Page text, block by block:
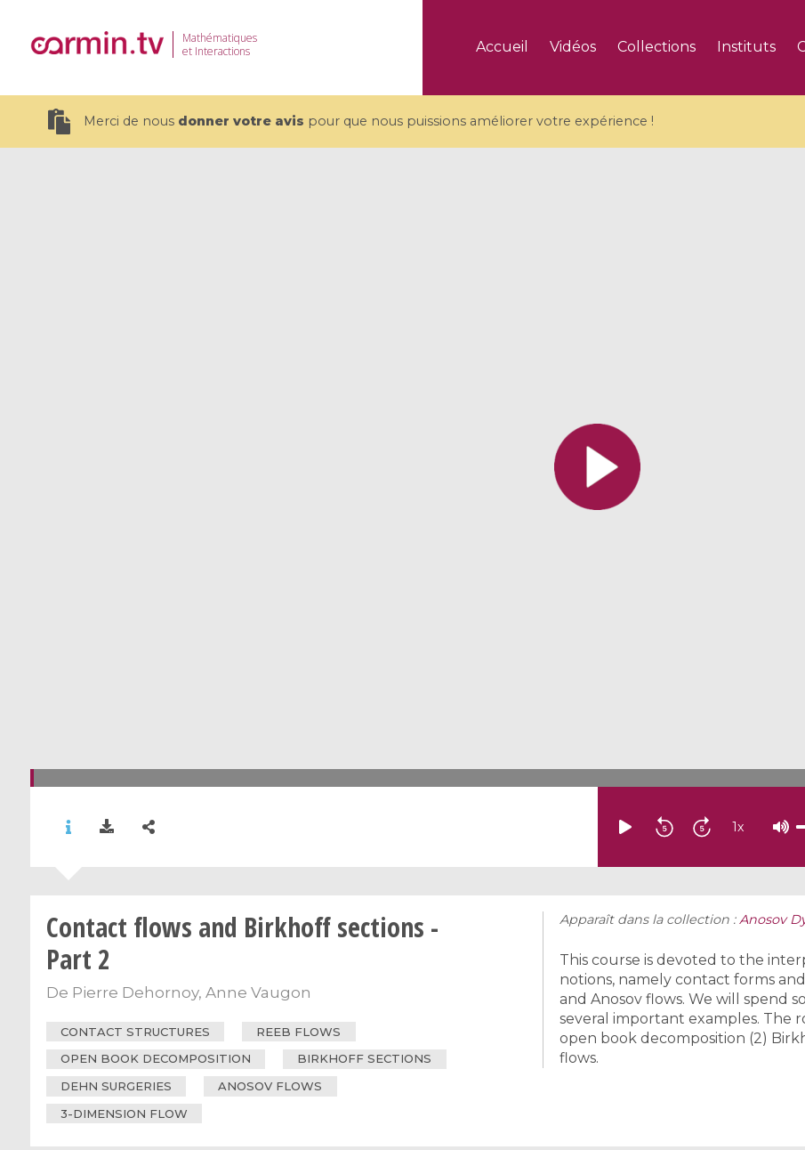
Mathématiques
et Interactions
Accueil Vidéos Collections Instituts
Merci de nous donner votre avis pour que nous puissions améliorer votre expérience !
Toutes les collections
Tous les instituts
1x
Contact flows and Birkhoff sections -
Part 2
De Pierre Dehornoy, Anne Vaugon
CONTACT STRUCTURES
REEB FLOWS
OPEN BOOK DECOMPOSITION
BIRKHOFF SECTIONS
DEHN SURGERIES
ANOSOV FLOWS
3-DIMENSION FLOW
Apparaît dans la collection :Anosov
This course is devoted to the
notions, namely contact forms
and Anosov flows. We will spend
several important examples. The
open book decomposition (2)
flows.